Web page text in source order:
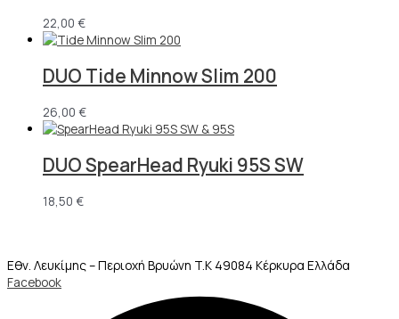
22,00 €
DUO Tide Minnow Slim 200
26,00 €
DUO SpearHead Ryuki 95S SW
18,50 €
Εθν. Λευκίμης – Περιοχή Βρυώνη T.K 49084 Κέρκυρα Ελλάδα
Facebook